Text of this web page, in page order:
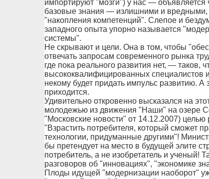
импортируют "мозги") у нас —
базовые знания — излишними и вредными,
"накопления компетенций". Слепое и
западного опыта упорно называется
системы".
Не скрывают и цели. Она в том, чтобы
отвечать запросам современного рынка
где пока реального развития нет, — таков,
высококвалифицированных специалистов
некому будет придать импульс развитию.
приходится.
Удивительно откровенно высказался на
молодежью из движения "Наши" на озере
"Московские новости" от 14.12.2007) целью
"Взрастить потребителя, который сможет
технологии, придуманные другими"!
бы претендует на место в будущей элите
потребитель, а не изобретатель и ученый!
разговоров об "инновациях", "экономике
Плоды идущей "модернизации наоборот"